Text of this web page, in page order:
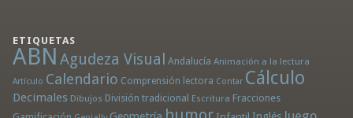
ETIQUETAS
ABN Agudeza Visual Andalucía Animación a la lectura
Artículo Calendario Comprensión lectora Contar Cálculo
Decimales Dibujos División tradicional Escritura Fracciones